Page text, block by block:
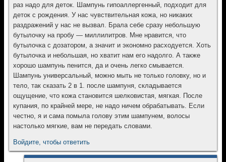
раз надо для деток. Шампунь гипоаллергенный, подходит для
деток с рождения. У нас чувствительная кожа, но никаких
раздражений у нас не вызвал. Брала себе сразу небольшую
бутылочку на пробу — миллилитров. Мне нравится, что
бутылочка с дозатором, а значит и экономно расходуется. Хоть
бутылочка и небольшая, но хватит нам его надолго. А также
хорошо шампунь пенится, да и очень легко смывается.
Шампунь универсальный, можно мыть не только головку, но и
тело, так сказать 2 в 1. после шампуня, складывается
ощущение, что кожа становится шелковистая, мягкая. После
купания, по крайней мере, не надо ничем обрабатывать. Если
честно, я и сама помыла голову этим шампунем, волосы
настолько мягкие, вам не передать словами.
Войдите, чтобы ответить